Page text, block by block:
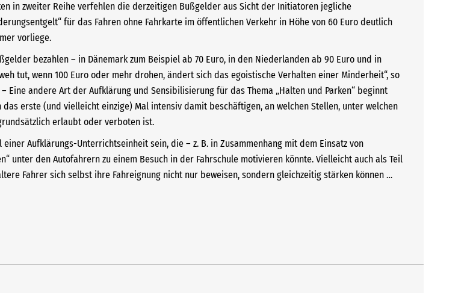
in zweiter Reihe verfehlen die derzeitigen Bußgelder aus Sicht der Initiatoren jegliche
für das Fahren ohne Fahrkarte im öffentlichen Verkehr in Höhe von 60 Euro deutlich
vorliege.
bezahlen – in Dänemark zum Beispiel ab 70 Euro, in den Niederlanden ab 90 Euro und in
tut, wenn 100 Euro oder mehr drohen, ändert sich das egoistische Verhalten einer Minderheit“, so
– Eine andere Art der Aufklärung und Sensibilisierung für das Thema „Halten und Parken“ beginnt
erste (und vielleicht einzige) Mal intensiv damit beschäftigen, an welchen Stellen, unter welchen
erlaubt oder verboten ist.
Aufklärungs-Unterrichtseinheit sein, die – z. B. in Zusammenhang mit dem Einsatz von
unter den Autofahrern zu einem Besuch in der Fahrschule motivieren könnte. Vielleicht auch als Teil
Fahrer sich selbst ihre Fahreignung nicht nur beweisen, sondern gleichzeitig stärken können …